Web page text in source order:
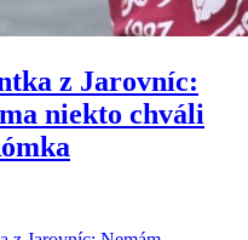
z Jarovníc:
niekto chváli